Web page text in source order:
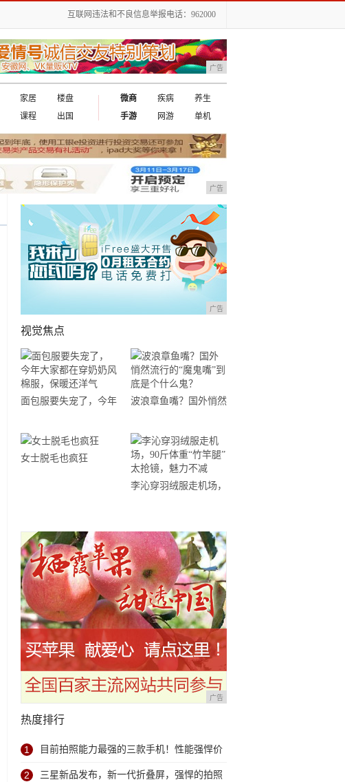
互联网违法和不良信息举报电话：962000
广告
家居
楼盘
课程 出国
微商 疾病
养生
手游
网游 单机
广告
广告
视觉焦点
面包服要失宠了，今年
服，保暖还洋气
波浪章鱼嘴？国外悄然
个什么鬼？
女士脱毛也疯狂
李沁穿羽绒服走机场，
广告
热度排行
1 目前拍照能力最强的三款手机！性能强悍价
格实惠，过年用很有面子
2 三星新品发布，新一代折叠屏，强悍的拍照